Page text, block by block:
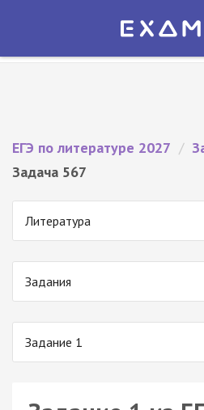
Экзамер — ЕГЭ 2027
ЕГЭ по литературе 2027 /
Задача 567
Литература
Задания
Задание 1